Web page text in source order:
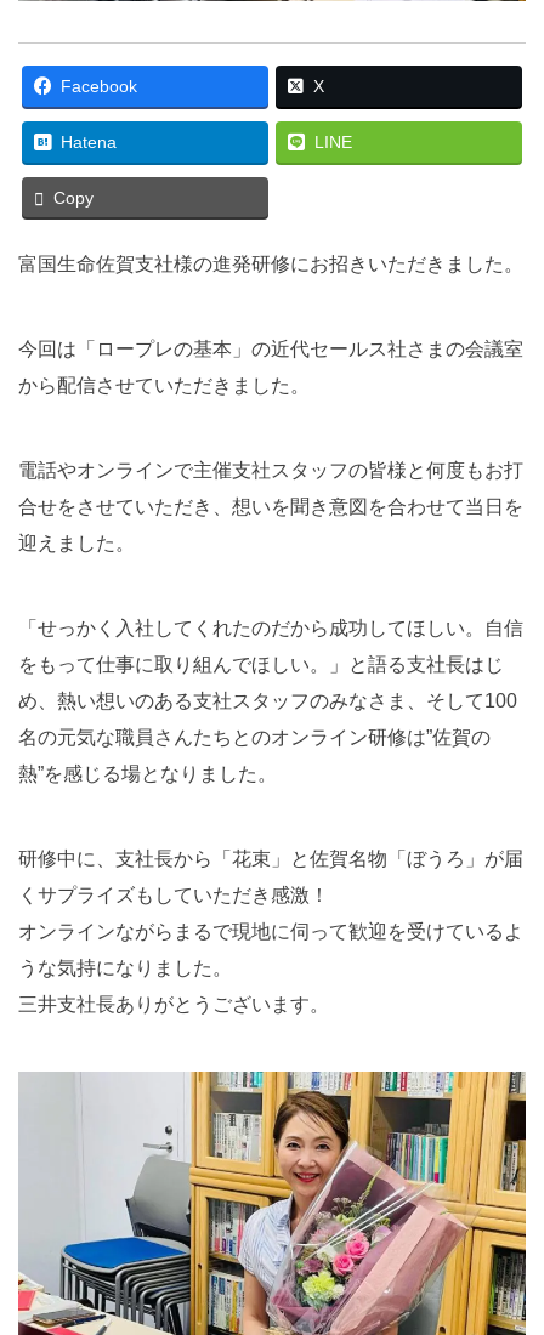
Facebook X
Hatena LINE
Copy
富国生命佐賀支社様の進発研修にお招きいただきました。
今回は「ロープレの基本」の近代セールス社さまの会議室
から配信させていただきました。
電話やオンラインで主催支社スタッフの皆様と何度もお打
合せをさせていただき、想いを聞き意図を合わせて当日を
迎えました。
「せっかく入社してくれたのだから成功してほしい。自信
をもって仕事に取り組んでほしい。」と語る支社長はじ
め、熱い想いのある支社スタッフのみなさま、そして100
名の元気な職員さんたちとのオンライン研修は”佐賀の
熱”を感じる場となりました。
研修中に、支社長から「花束」と佐賀名物「ぼうろ」が届
くサプライズもしていただき感激！
オンラインながらまるで現地に伺って歓迎を受けているよ
うな気持になりました。
三井支社長ありがとうございます。